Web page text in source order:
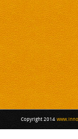
Copyright 2014